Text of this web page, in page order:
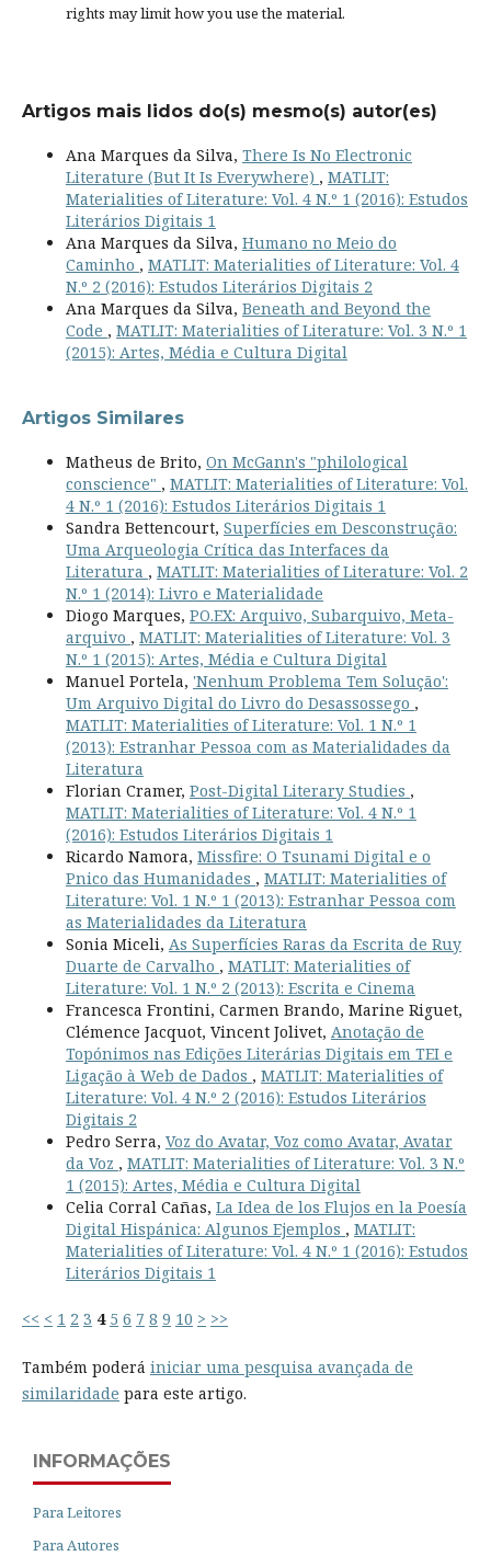
rights may limit how you use the material.
Artigos mais lidos do(s) mesmo(s) autor(es)
Ana Marques da Silva, There Is No Electronic
Literature (But It Is Everywhere) , MATLIT:
Materialities of Literature: Vol. 4 N.º 1 (2016): Estudos
Literários Digitais 1
Ana Marques da Silva, Humano no Meio do
Caminho , MATLIT: Materialities of Literature: Vol. 4
N.º 2 (2016): Estudos Literários Digitais 2
Ana Marques da Silva, Beneath and Beyond the
Code , MATLIT: Materialities of Literature: Vol. 3 N.º 1
(2015): Artes, Média e Cultura Digital
Artigos Similares
Matheus de Brito, On McGann's "philological
conscience" , MATLIT: Materialities of Literature: Vol.
4 N.º 1 (2016): Estudos Literários Digitais 1
Sandra Bettencourt, Superfícies em Desconstrução:
Uma Arqueologia Crítica das Interfaces da
Literatura , MATLIT: Materialities of Literature: Vol. 2
N.º 1 (2014): Livro e Materialidade
Diogo Marques, PO.EX: Arquivo, Subarquivo, Meta-
arquivo , MATLIT: Materialities of Literature: Vol. 3
N.º 1 (2015): Artes, Média e Cultura Digital
Manuel Portela, 'Nenhum Problema Tem Solução':
Um Arquivo Digital do Livro do Desassossego ,
MATLIT: Materialities of Literature: Vol. 1 N.º 1
(2013): Estranhar Pessoa com as Materialidades da
Literatura
Florian Cramer, Post-Digital Literary Studies ,
MATLIT: Materialities of Literature: Vol. 4 N.º 1
(2016): Estudos Literários Digitais 1
Ricardo Namora, Missfire: O Tsunami Digital e o
Pnico das Humanidades , MATLIT: Materialities of
Literature: Vol. 1 N.º 1 (2013): Estranhar Pessoa com
as Materialidades da Literatura
Sonia Miceli, As Superfícies Raras da Escrita de Ruy
Duarte de Carvalho , MATLIT: Materialities of
Literature: Vol. 1 N.º 2 (2013): Escrita e Cinema
Francesca Frontini, Carmen Brando, Marine Riguet,
Clémence Jacquot, Vincent Jolivet, Anotação de
Topónimos nas Edições Literárias Digitais em TEI e
Ligação à Web de Dados , MATLIT: Materialities of
Literature: Vol. 4 N.º 2 (2016): Estudos Literários
Digitais 2
Pedro Serra, Voz do Avatar, Voz como Avatar, Avatar
da Voz , MATLIT: Materialities of Literature: Vol. 3 N.º
1 (2015): Artes, Média e Cultura Digital
Celia Corral Cañas, La Idea de los Flujos en la Poesía
Digital Hispánica: Algunos Ejemplos , MATLIT:
Materialities of Literature: Vol. 4 N.º 1 (2016): Estudos
Literários Digitais 1
<< < 1 2 3 4 5 6 7 8 9 10 > >>
Também poderá iniciar uma pesquisa avançada de
similaridade para este artigo.
INFORMAÇÕES
Para Leitores
Para Autores